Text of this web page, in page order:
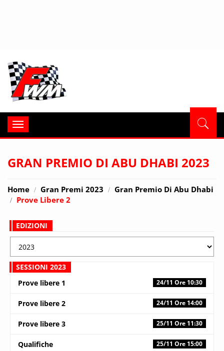
Toggle
navigation
GRAN PREMIO DI ABU DHABI 2023
Home Gran Premi 2023
Gran Premio Di Abu Dhabi
Prove Libere 2
EDIZIONI
SESSIONI 2023
Prove libere 1
24/11 Ore 10:30
Prove libere 2 24/11 Ore 14:00
Prove libere 3 25/11 Ore 11:30
Qualifiche 25/11 Ore 15:00